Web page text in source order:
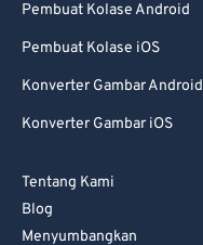
Pembuat Kolase Android
Pembuat Kolase iOS
Konverter Gambar Android
Konverter Gambar iOS
Tentang Kami
Blog
Menyumbangkan